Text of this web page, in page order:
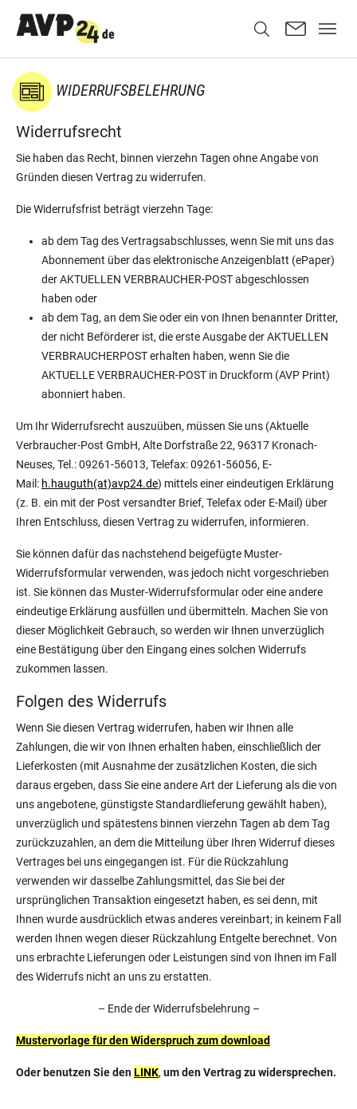
WIDERRUFSBELEHRUNG
Widerrufsrecht
Sie haben das Recht, binnen vierzehn Tagen ohne Angabe von
Gründen diesen Vertrag zu widerrufen.
Die Widerrufsfrist beträgt vierzehn Tage:
ab dem Tag des Vertragsabschlusses, wenn Sie mit uns das
Abonnement über das elektronische Anzeigenblatt (ePaper)
der AKTUELLEN VERBRAUCHER-POST abgeschlossen
haben oder
ab dem Tag, an dem Sie oder ein von Ihnen benannter Dritter,
der nicht Beförderer ist, die erste Ausgabe der AKTUELLEN
VERBRAUCHER­POST erhalten haben, wenn Sie die
AKTUELLE VERBRAUCHER-POST in Druckform (AVP Print)
abonniert haben.
Um Ihr Widerrufsrecht auszuüben, müssen Sie uns (Aktuelle
Verbraucher-Post GmbH, Alte Dorfstraße 22, 96317 Kronach-
Neuses, Tel.: 09261-56013, Telefax: 09261-56056, E-
Mail: h.hauguth(at)avp24.de) mittels einer eindeutigen Erklärung
(z. B. ein mit der Post versandter Brief, Telefax oder E-Mail) über
Ihren Entschluss, diesen Vertrag zu widerrufen, informieren.
Sie können dafür das nachstehend beigefügte Muster-
Widerrufsformular verwenden, was jedoch nicht vorgeschrieben
ist. Sie können das Muster-Widerrufsformular oder eine andere
eindeutige Erklärung ausfüllen und übermitteln. Machen Sie von
dieser Möglichkeit Gebrauch, so werden wir Ihnen unverzüglich
eine Bestätigung über den Eingang eines solchen Widerrufs
zukommen lassen.
Folgen des Widerrufs
Wenn Sie diesen Vertrag widerrufen, haben wir Ihnen alle
Zahlungen, die wir von Ihnen erhalten haben, einschließlich der
Lieferkosten (mit Ausnahme der zusätzlichen Kosten, die sich
daraus ergeben, dass Sie eine andere Art der Lieferung als die von
uns angebotene, günstigste Standardlieferung gewählt haben),
unverzüglich und spätestens binnen vierzehn Tagen ab dem Tag
zurückzuzahlen, an dem die Mitteilung über Ihren Widerruf dieses
Vertrages bei uns eingegangen ist. Für die Rückzahlung
verwenden wir dasselbe Zahlungsmittel, das Sie bei der
ursprünglichen Transaktion eingesetzt haben, es sei denn, mit
Ihnen wurde ausdrücklich etwas anderes vereinbart; in keinem Fall
werden Ihnen wegen dieser Rückzahlung Entgelte berechnet. Von
uns erbrachte Lieferungen oder Leistungen sind von Ihnen im Fall
des Widerrufs nicht an uns zu erstatten.
– Ende der Widerrufsbelehrung –
Mustervorlage für den Widerspruch zum download
Oder benutzen Sie denLINK, um den Vertrag zu widersprechen.